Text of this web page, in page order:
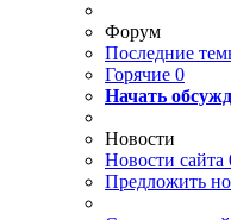
Форум
Последние
Горячие 0
Начать
Новости
Новости сайта
Предложить